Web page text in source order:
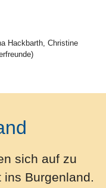
Hackbarth, Christine
sich auf zu
Burgenland.